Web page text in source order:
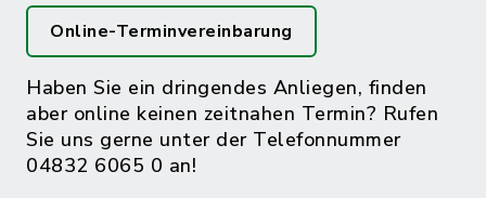
Online-Terminvereinbarung
Haben Sie ein dringendes Anliegen, finden
aber online keinen zeitnahen Termin? Rufen
Sie uns gerne unter der Telefonnummer
04832 6065 0 an!